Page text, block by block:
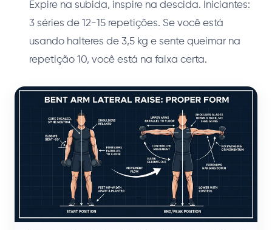
Expire na subida, inspire na descida. Iniciantes:
3 séries de 12-15 repetições. Se você está
usando halteres de 3,5 kg e sente queimar na
repetição 10, você está na faixa certa.